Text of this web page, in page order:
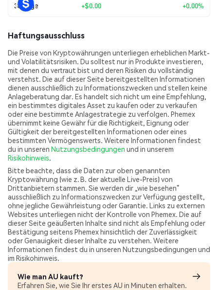
30 Tage +$0.00 +0.00%
Haftungsausschluss
Die Preise von Kryptowährungen unterliegen erheblichen Markt-
und Volatilitätsrisiken. Du solltest nur in Produkte investieren,
mit denen du vertraut bist und deren Risiken du vollständig
verstehst. Die auf dieser Seite bereitgestellten Informationen
dienen ausschließlich zu Informationszwecken und stellen keine
Anlageberatung dar. Es handelt sich nicht um eine Empfehlung,
ein bestimmtes digitales Asset zu kaufen oder zu verkaufen
oder eine bestimmte Anlagestrategie zu verfolgen. Phemex
übernimmt keine Gewähr für die Richtigkeit, Eignung oder
Gültigkeit der bereitgestellten Informationen oder eines
bestimmten Vermögenswerts. Weitere Informationen findest
du in unseren Nutzungsbedingungen und in unserem
Risikohinweis.
Bitte beachte, dass die Daten zur oben genannten
Kryptowährung (wie z. B. der aktuelle Live-Preis) von
Drittanbietern stammen. Sie werden dir „wie besehen“
ausschließlich zu Informationszwecken zur Verfügung gestellt,
ohne jegliche Gewährleistung oder Garantie. Links zu externen
Websites unterliegen nicht der Kontrolle von Phemex. Die auf
dieser Seite geäußerten Inhalte sind nicht als Empfehlung oder
Bestätigung seitens Phemex hinsichtlich der Zuverlässigkeit
oder Genauigkeit dieser Inhalte zu verstehen. Weitere
Informationen findest du in unseren Nutzungsbedingungen und
im Risikohinweis.
Wie man AU kauft?
Erfahren Sie, wie Sie Ihr erstes AU in Minuten erhalten.